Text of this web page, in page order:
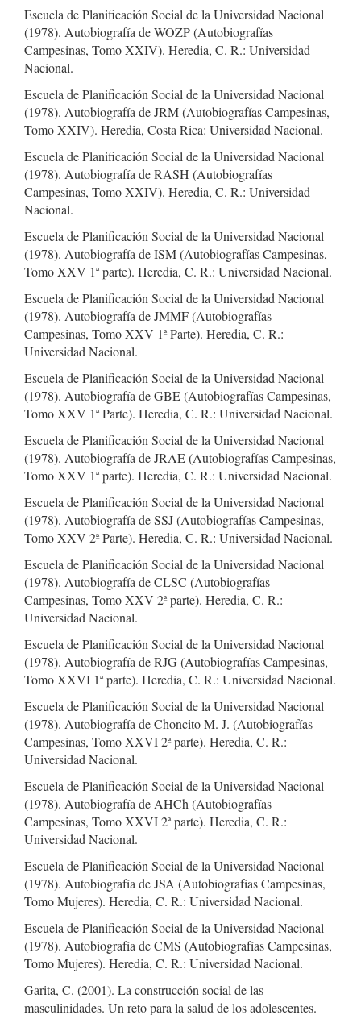
Escuela de Planificación Social de la Universidad Nacional
(1978). Autobiografía de WOZP (Autobiografías
Campesinas, Tomo XXIV). Heredia, C. R.: Universidad
Nacional.
Escuela de Planificación Social de la Universidad Nacional
(1978). Autobiografía de JRM (Autobiografías Campesinas,
Tomo XXIV). Heredia, Costa Rica: Universidad Nacional.
Escuela de Planificación Social de la Universidad Nacional
(1978). Autobiografía de RASH (Autobiografías
Campesinas, Tomo XXIV). Heredia, C. R.: Universidad
Nacional.
Escuela de Planificación Social de la Universidad Nacional
(1978). Autobiografía de ISM (Autobiografías Campesinas,
Tomo XXV 1ª parte). Heredia, C. R.: Universidad Nacional.
Escuela de Planificación Social de la Universidad Nacional
(1978). Autobiografía de JMMF (Autobiografías
Campesinas, Tomo XXV 1ª Parte). Heredia, C. R.:
Universidad Nacional.
Escuela de Planificación Social de la Universidad Nacional
(1978). Autobiografía de GBE (Autobiografías Campesinas,
Tomo XXV 1ª Parte). Heredia, C. R.: Universidad Nacional.
Escuela de Planificación Social de la Universidad Nacional
(1978). Autobiografía de JRAE (Autobiografías Campesinas,
Tomo XXV 1ª parte). Heredia, C. R.: Universidad Nacional.
Escuela de Planificación Social de la Universidad Nacional
(1978). Autobiografía de SSJ (Autobiografías Campesinas,
Tomo XXV 2ª Parte). Heredia, C. R.: Universidad Nacional.
Escuela de Planificación Social de la Universidad Nacional
(1978). Autobiografía de CLSC (Autobiografías
Campesinas, Tomo XXV 2ª parte). Heredia, C. R.:
Universidad Nacional.
Escuela de Planificación Social de la Universidad Nacional
(1978). Autobiografía de RJG (Autobiografías Campesinas,
Tomo XXVI 1ª parte). Heredia, C. R.: Universidad Nacional.
Escuela de Planificación Social de la Universidad Nacional
(1978). Autobiografía de Choncito M. J. (Autobiografías
Campesinas, Tomo XXVI 2ª parte). Heredia, C. R.:
Universidad Nacional.
Escuela de Planificación Social de la Universidad Nacional
(1978). Autobiografía de AHCh (Autobiografías
Campesinas, Tomo XXVI 2ª parte). Heredia, C. R.:
Universidad Nacional.
Escuela de Planificación Social de la Universidad Nacional
(1978). Autobiografía de JSA (Autobiografías Campesinas,
Tomo Mujeres). Heredia, C. R.: Universidad Nacional.
Escuela de Planificación Social de la Universidad Nacional
(1978). Autobiografía de CMS (Autobiografías Campesinas,
Tomo Mujeres). Heredia, C. R.: Universidad Nacional.
Garita, C. (2001). La construcción social de las
masculinidades. Un reto para la salud de los adolescentes.